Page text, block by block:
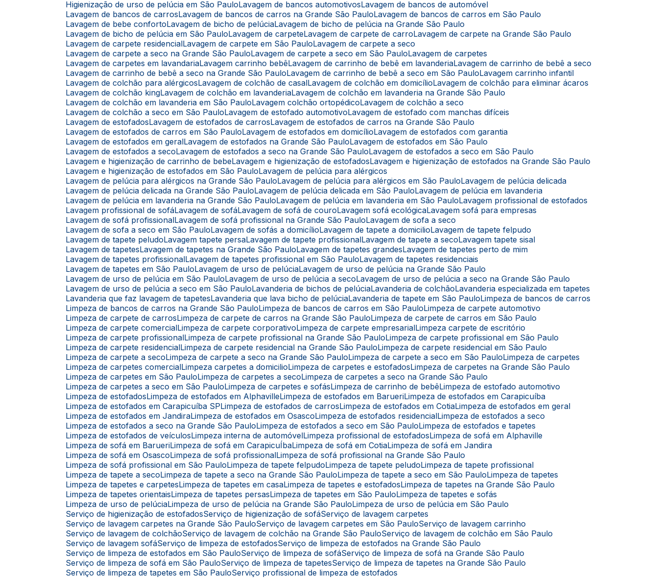
Higienização de urso de pelúcia em São Paulo Lavagem de bancos automotivos Lavagem de bancos de automóvel
Lavagem de bancos de carros Lavagem de bancos de carros na Grande São Paulo Lavagem de bancos de carros em São Paulo
Lavagem de bebe conforto Lavagem de bicho de pelúcia Lavagem de bicho de pelúcia na Grande São Paulo
Lavagem de bicho de pelúcia em São Paulo Lavagem de carpete Lavagem de carpete de carro Lavagem de carpete na Grande São Paulo
Lavagem de carpete residencial Lavagem de carpete em São Paulo Lavagem de carpete a seco
Lavagem de carpete a seco na Grande São Paulo Lavagem de carpete a seco em São Paulo Lavagem de carpetes
Lavagem de carpetes em lavandaria Lavagem carrinho bebê Lavagem de carrinho de bebê em lavanderia Lavagem de carrinho de bebê a seco
Lavagem de carrinho de bebê a seco na Grande São Paulo Lavagem de carrinho de bebê a seco em São Paulo Lavagem carrinho infantil
Lavagem de colchão para alérgicos Lavagem de colchão de casal Lavagem de colchão em domicílio Lavagem de colchão para eliminar ácaros
Lavagem de colchão king Lavagem de colchão em lavanderia Lavagem de colchão em lavanderia na Grande São Paulo
Lavagem de colchão em lavanderia em São Paulo Lavagem colchão ortopédico Lavagem de colchão a seco
Lavagem de colchão a seco em São Paulo Lavagem de estofado automotivo Lavagem de estofado com manchas difíceis
Lavagem de estofados Lavagem de estofados de carros Lavagem de estofados de carros na Grande São Paulo
Lavagem de estofados de carros em São Paulo Lavagem de estofados em domicílio Lavagem de estofados com garantia
Lavagem de estofados em geral Lavagem de estofados na Grande São Paulo Lavagem de estofados em São Paulo
Lavagem de estofados a seco Lavagem de estofados a seco na Grande São Paulo Lavagem de estofados a seco em São Paulo
Lavagem e higienização de carrinho de bebe Lavagem e higienização de estofados Lavagem e higienização de estofados na Grande São Paulo
Lavagem e higienização de estofados em São Paulo Lavagem de pelúcia para alérgicos
Lavagem de pelúcia para alérgicos na Grande São Paulo Lavagem de pelúcia para alérgicos em São Paulo Lavagem de pelúcia delicada
Lavagem de pelúcia delicada na Grande São Paulo Lavagem de pelúcia delicada em São Paulo Lavagem de pelúcia em lavanderia
Lavagem de pelúcia em lavanderia na Grande São Paulo Lavagem de pelúcia em lavanderia em São Paulo Lavagem profissional de estofados
Lavagem profissional de sofá Lavagem de sofá Lavagem de sofá de couro Lavagem sofá ecológica Lavagem sofá para empresas
Lavagem de sofá profissional Lavagem de sofá profissional na Grande São Paulo Lavagem de sofa a seco
Lavagem de sofa a seco em São Paulo Lavagem de sofás a domicílio Lavagem de tapete a domicilio Lavagem de tapete felpudo
Lavagem de tapete peludo Lavagem tapete persa Lavagem de tapete profissional Lavagem de tapete a seco Lavagem tapete sisal
Lavagem de tapetes Lavagem de tapetes na Grande São Paulo Lavagem de tapetes grandes Lavagem de tapetes perto de mim
Lavagem de tapetes profissional Lavagem de tapetes profissional em São Paulo Lavagem de tapetes residenciais
Lavagem de tapetes em São Paulo Lavagem de urso de pelúcia Lavagem de urso de pelúcia na Grande São Paulo
Lavagem de urso de pelúcia em São Paulo Lavagem de urso de pelúcia a seco Lavagem de urso de pelúcia a seco na Grande São Paulo
Lavagem de urso de pelúcia a seco em São Paulo Lavanderia de bichos de pelúcia Lavanderia de colchão Lavanderia especializada em tapetes
Lavanderia que faz lavagem de tapetes Lavanderia que lava bicho de pelúcia Lavanderia de tapete em São Paulo Limpeza de bancos de carros
Limpeza de bancos de carros na Grande São Paulo Limpeza de bancos de carros em São Paulo Limpeza de carpete automotivo
Limpeza de carpete de carros Limpeza de carpete de carros na Grande São Paulo Limpeza de carpete de carros em São Paulo
Limpeza de carpete comercial Limpeza de carpete corporativo Limpeza de carpete empresarial Limpeza carpete de escritório
Limpeza de carpete profissional Limpeza de carpete profissional na Grande São Paulo Limpeza de carpete profissional em São Paulo
Limpeza de carpete residencial Limpeza de carpete residencial na Grande São Paulo Limpeza de carpete residencial em São Paulo
Limpeza de carpete a seco Limpeza de carpete a seco na Grande São Paulo Limpeza de carpete a seco em São Paulo Limpeza de carpetes
Limpeza de carpetes comercial Limpeza carpetes a domicilio Limpeza de carpetes e estofados Limpeza de carpetes na Grande São Paulo
Limpeza de carpetes em São Paulo Limpeza de carpetes a seco Limpeza de carpetes a seco na Grande São Paulo
Limpeza de carpetes a seco em São Paulo Limpeza de carpetes e sofás Limpeza de carrinho de bebê Limpeza de estofado automotivo
Limpeza de estofados Limpeza de estofados em Alphaville Limpeza de estofados em Barueri Limpeza de estofados em Carapicuíba
Limpeza de estofados em Carapicuíba SP Limpeza de estofados de carros Limpeza de estofados em Cotia Limpeza de estofados em geral
Limpeza de estofados em Jandira Limpeza de estofados em Osasco Limpeza de estofados residencial Limpeza de estofados a seco
Limpeza de estofados a seco na Grande São Paulo Limpeza de estofados a seco em São Paulo Limpeza de estofados e tapetes
Limpeza de estofados de veículos Limpeza interna de automóvel Limpeza profissional de estofados Limpeza de sofá em Alphaville
Limpeza de sofá em Barueri Limpeza de sofá em CarapicuÍba Limpeza de sofá em Cotia Limpeza de sofá em Jandira
Limpeza de sofá em Osasco Limpeza de sofá profissional Limpeza de sofá profissional na Grande São Paulo
Limpeza de sofá profissional em São Paulo Limpeza de tapete felpudo Limpeza de tapete peludo Limpeza de tapete profissional
Limpeza de tapete a seco Limpeza de tapete a seco na Grande São Paulo Limpeza de tapete a seco em São Paulo Limpeza de tapetes
Limpeza de tapetes e carpetes Limpeza de tapetes em casa Limpeza de tapetes e estofados Limpeza de tapetes na Grande São Paulo
Limpeza de tapetes orientais Limpeza de tapetes persas Limpeza de tapetes em São Paulo Limpeza de tapetes e sofás
Limpeza de urso de pelúcia Limpeza de urso de pelúcia na Grande São Paulo Limpeza de urso de pelúcia em São Paulo
Serviço de higienização de estofados
Serviço de higienização de sofá Serviço de lavagem carpetes
Serviço de lavagem carpetes na Grande São Paulo
Serviço de lavagem carpetes em São Paulo
Serviço de lavagem carrinho
Serviço de lavagem de colchão
Serviço de lavagem de colchão na Grande São Paulo
Serviço de lavagem de colchão em São Paulo
Serviço de lavagem sofá Serviço de limpeza de estofados
Serviço de limpeza de estofados na Grande São Paulo
Serviço de limpeza de estofados em São Paulo
Serviço de limpeza de sofá Serviço de limpeza de sofá na Grande São Paulo
Serviço de limpeza de sofá em São Paulo
Serviço de limpeza de tapetes
Serviço de limpeza de tapetes na Grande São Paulo
Serviço de limpeza de tapetes em São Paulo
Serviço profissional de limpeza de estofados